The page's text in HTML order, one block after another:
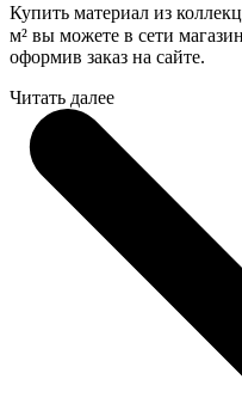
Купить материал из
м² вы можете в сети
оформив заказ на сайте.
Читать далее